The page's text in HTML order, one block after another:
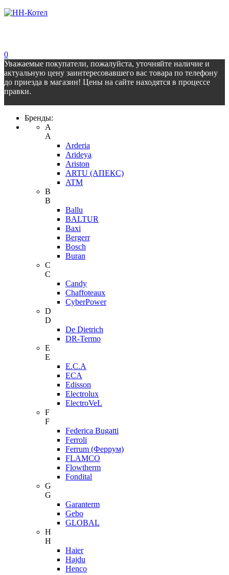
0
Уважаемые покупатели, пожалуйста, уточняйте наличие и
актуальную цену заинтересовавшего вас товара по телефону
до приезда в магазин! Цены на сайте находятся в процессе
правки.
Бренды:
A
A
Arderia
Arideya
Ariston
ARTU (АПЕКС)
ATM
B
B
Ballu
BALTUR
Baxi
Bergerr
Bosch
Buran
C
C
Candy
Chaffoteaux
CyberPower
D
D
De Dietrich
DR-Termo
E
E
E.C.A
ECA
Edisson
Electrolux
ElectroVeL
F
F
Federica Bugatti
Ferroli
Ferrum (Феррум)
FLAMCO
Flowtherm
Fondital
G
G
Garanterm
Gebo
GLOBAL
H
H
Haier
Hajdu
Henco